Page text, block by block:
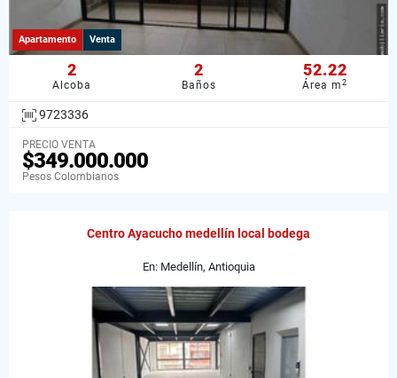
Apartamento Venta
2
Alcoba
2
Baños
52.22
Área m2
9723336
PRECIO VENTA
$349.000.000
Pesos Colombianos
Centro Ayacucho medellín local bodega
En: Medellín, Antioquia